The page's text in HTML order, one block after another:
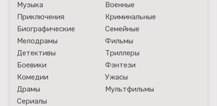
Музыка
Военные
Приключения
Криминальные
Биографические
Семейные
Мелодрамы
Фильмы
Детективы
Триллеры
Боевики
Фэнтези
Комедии
Ужасы
Драмы
Мультфильмы
Сериалы